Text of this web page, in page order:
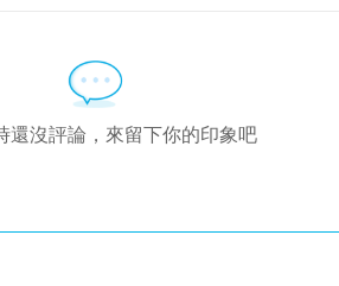
還沒評論，來留下你的印象吧